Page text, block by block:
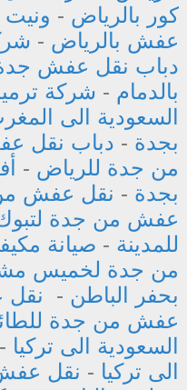
كور بالرياض - ونيت
عفش بالرياض -
دباب نقل عفش
بالدمام - شركة
السعودية الى
بجدة - دباب نقل
من جدة للرياض -
بجدة - نقل عفش
عفش من جدة
للمدينة - صيانة
من جدة لخميس
بحفر الباطن - نقل
عفش من جدة
السعودية الى تركيا -
الى تركيا - نقل عفش